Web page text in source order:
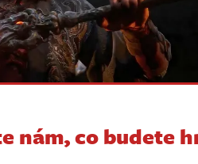
nám, co budete